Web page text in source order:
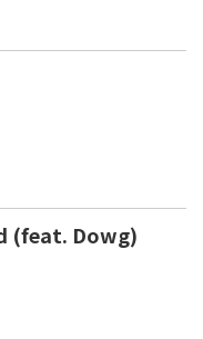
(feat. Dowg)